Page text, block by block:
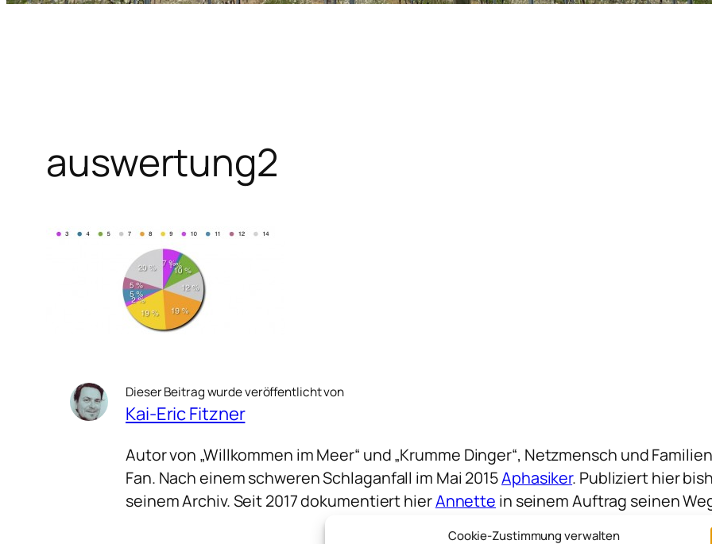
Cookie-Zustimmung verwalten
auswertung2
Dieser Beitrag wurde veröffentlicht von
Kai-Eric Fitzner
Autor von „Willkommen im Meer“ und „Krumme Dinger“, Netzmensch und
Fan. Nach einem schweren Schlaganfall im Mai 2015Aphasiker. Publiziert hier
seinem Archiv. Seit 2017 dokumentiert hierAnnette in seinem Auftrag seinen